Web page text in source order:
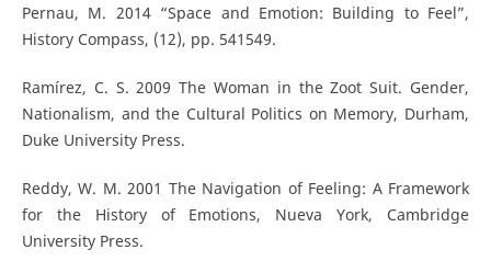
Pernau, M. 2014 “Space and Emotion: Building to Feel”,
History Compass, (12), pp. 541549.
Ramírez, C. S. 2009 The Woman in the Zoot Suit. Gender,
Nationalism, and the Cultural Politics on Memory, Durham,
Duke University Press.
Reddy, W. M. 2001 The Navigation of Feeling: A Framework
for the History of Emotions, Nueva York, Cambridge
University Press.